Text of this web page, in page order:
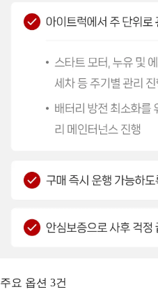
주요 옵션 3건